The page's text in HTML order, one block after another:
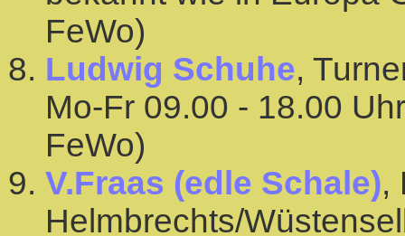
FeWo)
Ludwig Schuhe,
Mo-Fr 09.00 - 18.00
FeWo)
V.Fraas (edle Schale),
Helmbrechts/